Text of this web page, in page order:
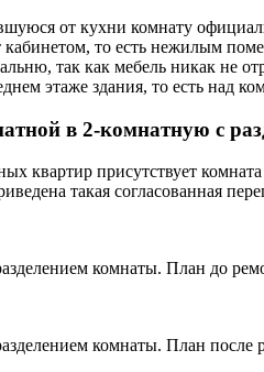
от кухни комнату
кабинетом, то есть нежилым
так как мебель никак
этаже здания, то есть над
в 2-комнатную с
квартир присутствует
такая согласованная
комнаты. План до
комнаты. План после